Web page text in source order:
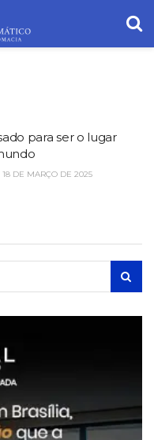
para ser o lugar
18 DE MARÇO DE 2025